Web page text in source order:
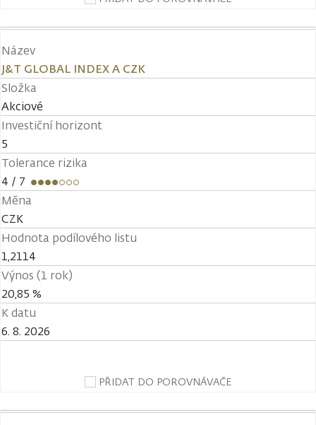
Název
J&T GLOBAL INDEX A CZK
Složka
Akciové
Investiční horizont
5
Tolerance rizika
4 / 7
Měna
CZK
Hodnota podílového listu
1,2114
Výnos (1 rok)
20,85 %
K datu
6. 8. 2026
PŘIDAT DO POROVNÁVAČE